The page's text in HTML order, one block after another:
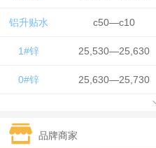
铝升贴水 c50—c10
1#锌 25,530—25,630
0#锌 25,630—25,730
1#锡 434,750—436,750
品牌商家